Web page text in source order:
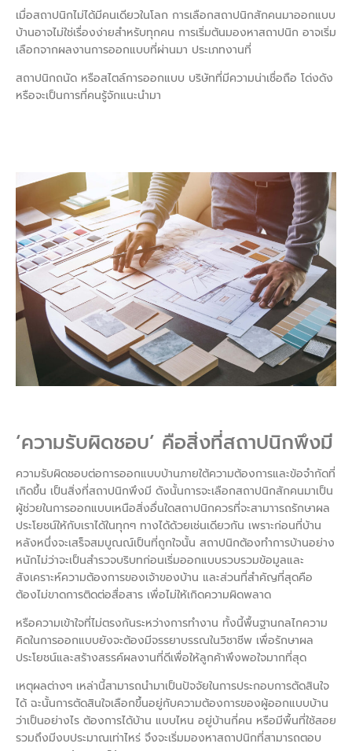
เมื่อสถาปนิกไม่ได้มีคนเดียวในโลก การเลือกสถาปนิกสักคนมาออกแบบ
บ้านอาจไม่ใช่เรื่องง่ายสำหรับทุกคน การเริ่มต้นมองหาสถาปนิก อาจเริ่ม
เลือกจากผลงานการออกแบบที่ผ่านมา ประเภทงานที่
สถาปนิกถนัด หรือสไตล์การออกแบบ บริษัทที่มีความน่าเชื่อถือ โด่งดัง
หรือจะเป็นการที่คนรู้จักแนะนำมา
‘ความรับผิดชอบ’ คือสิ่งที่สถาปนิกพึงมี
ความรับผิดชอบต่อการออกแบบบ้านภายใต้ความต้องการและข้อจำกัดที่
เกิดขึ้น เป็นสิ่งที่สถาปนิกพึงมี ดังนั้นการจะเลือกสถาปนิกสักคนมาเป็น
ผู้ช่วยในการออกแบบเหนือสิ่งอื่นใดสถาปนิกควรที่จะสามาารถรักษาผล
ประโยชน์ให้กับเราได้ในทุกๆ ทางได้ด้วยเช่นเดียวกัน เพราะก่อนที่บ้าน
หลังหนึ่งจะเสร็จสมบูณณ์เป็นที่ถูกใจนั้น สถาปนิกต้องทำการบ้านอย่าง
หนักไม่ว่าจะเป็นสำรวจบริบทก่อนเริ่มออกแบบรวบรวมข้อมูลและ
สังเคราะห์ความต้องการของเจ้าของบ้าน และส่วนที่สำคัญที่สุดคือ
ต้องไม่ขาดการติดต่อสื่อสาร เพื่อไม่ให้เกิดความผิดพลาด
หรือความเข้าใจที่ไม่ตรงกันระหว่างการทำงาน ทั้งนี้พื้นฐานกลไกความ
คิดในการออกแบบยังจะต้องมีจรรยาบรรณในวิชาชีพ เพื่อรักษาผล
ประโยชน์และสร้างสรรค์ผลงานที่ดีเพื่อให้ลูกค้าพึงพอใจมากที่สุด
เหตุผลต่างๆ เหล่านี้สามารถนำมาเป็นปัจจัยในการประกอบการตัดสินใจ
ได้ ฉะนั้นการตัดสินใจเลือกขึ้นอยู่กับความต้องการของผู้ออกแบบบ้าน
ว่าเป็นอย่างไร ต้องการได้บ้าน แบบไหน อยู่บ้านกี่คน หรือมีพื้นที่ใช้สอย
รวมถึงมีงบประมาณเท่าไหร่ จึงจะเริ่มมองหาสถาปนิกที่สามารถตอบ